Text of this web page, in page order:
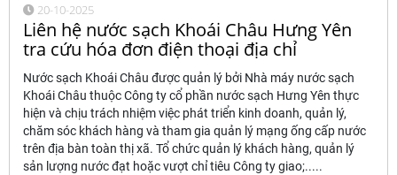
20-10-2025
Liên hệ nước sạch Khoái Châu Hưng Yên
tra cứu hóa đơn điện thoại địa chỉ
Nước sạch Khoái Châu được quản lý bởi Nhà máy nước sạch
Khoái Châu thuộc Công ty cổ phần nước sạch Hưng Yên thực
hiện và chịu trách nhiệm việc phát triển kinh doanh, quản lý,
chăm sóc khách hàng và tham gia quản lý mạng ống cấp nước
trên địa bàn toàn thị xã. Tổ chức quản lý khách hàng, quản lý
sản lượng nước đạt hoặc vượt chỉ tiêu Công ty giao;.....